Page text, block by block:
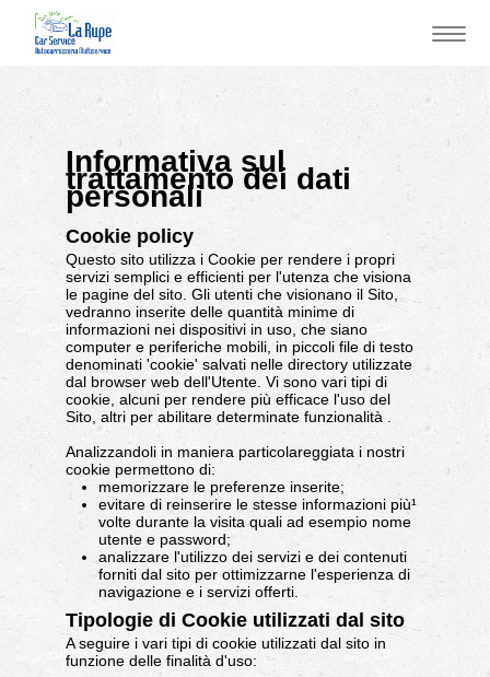
Informativa sul
trattamento dei dati
personali
Cookie policy
Questo sito utilizza i Cookie per rendere i propri
servizi semplici e efficienti per l'utenza che visiona
le pagine del sito. Gli utenti che visionano il Sito,
vedranno inserite delle quantità minime di
informazioni nei dispositivi in uso, che siano
computer e periferiche mobili, in piccoli file di testo
denominati 'cookie' salvati nelle directory utilizzate
dal browser web dell'Utente. Vi sono vari tipi di
cookie, alcuni per rendere più efficace l'uso del
Sito, altri per abilitare determinate funzionalità .
Analizzandoli in maniera particolareggiata i nostri
cookie permettono di:
memorizzare le preferenze inserite;
evitare di reinserire le stesse informazioni più¹
volte durante la visita quali ad esempio nome
utente e password;
analizzare l'utilizzo dei servizi e dei contenuti
forniti dal sito per ottimizzarne l'esperienza di
navigazione e i servizi offerti.
Tipologie di Cookie utilizzati dal sito
A seguire i vari tipi di cookie utilizzati dal sito in
funzione delle finalità d'uso: